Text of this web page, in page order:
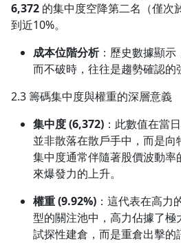
6,372 的集中度空降第二名（僅次
到近10%。
成本位階分析：歷史數據顯示
而不破時，往往是趨勢確認的
2.3 籌碼集中度與權重的深層意義
集中度 (6,372) ：此數值在當
並非散落在散戶手中，而是
集中度通常伴隨著股價波動
來爆發力的上升。
權重 (9.92%) ：這代表在高力
型的關注池中，高力佔據了
試探性建倉，而是重倉出擊的